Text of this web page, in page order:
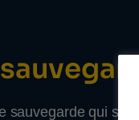
sauvegarde qui